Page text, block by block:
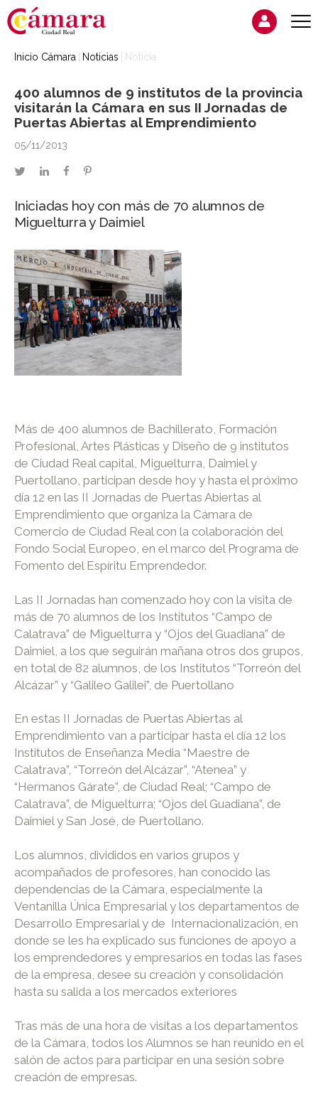
Inicio Cámara Noticias Noticia
400 alumnos de 9 institutos de la provincia
visitarán la Cámara en sus II Jornadas de
Puertas Abiertas al Emprendimiento
05/11/2013
twitterlinkedinfacebookpinterest
Iniciadas hoy con más de 70 alumnos de
Miguelturra y Daimiel
Más de 400 alumnos de Bachillerato, Formación
Profesional, Artes Plásticas y Diseño de 9 institutos
de Ciudad Real capital, Miguelturra, Daimiel y
Puertollano, participan desde hoy y hasta el próximo
día 12 en las II Jornadas de Puertas Abiertas al
Emprendimiento que organiza la Cámara de
Comercio de Ciudad Real con la colaboración del
Fondo Social Europeo, en el marco del Programa de
Fomento del Espíritu Emprendedor.
Las II Jornadas han comenzado hoy con la visita de
más de 70 alumnos de los Institutos “Campo de
Calatrava” de Miguelturra y “Ojos del Guadiana” de
Daimiel, a los que seguirán mañana otros dos grupos,
en total de 82 alumnos, de los Institutos “Torreón del
Alcázar” y “Galileo Galilei”, de Puertollano
En estas II Jornadas de Puertas Abiertas al
Emprendimiento van a participar hasta el día 12 los
Institutos de Enseñanza Media “Maestre de
Calatrava”, “Torreón del Alcázar”, “Atenea” y
“Hermanos Gárate”, de Ciudad Real; “Campo de
Calatrava”, de Miguelturra; “Ojos del Guadiana”, de
Daimiel y San José, de Puertollano.
Los alumnos, divididos en varios grupos y
acompañados de profesores, han conocido las
dependencias de la Cámara, especialmente la
Ventanilla Única Empresarial y los departamentos de
Desarrollo Empresarial y de Internacionalización, en
donde se les ha explicado sus funciones de apoyo a
los emprendedores y empresarios en todas las fases
de la empresa, desee su creación y consolidación
hasta su salida a los mercados exteriores
Tras más de una hora de visitas a los departamentos
de la Cámara, todos los Alumnos se han reunido en el
salón de actos para participar en una sesión sobre
creación de empresas.